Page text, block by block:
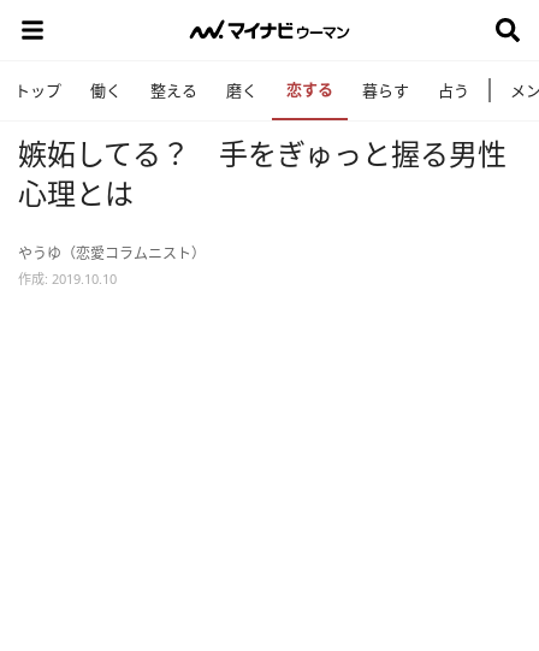
トップ 働く 整える 磨く 恋する 暮らす 占う メ
嫉妬してる？ 手をぎゅっと握る男性
心理とは
やうゆ（恋愛コラムニスト）
作成: 2019.10.10